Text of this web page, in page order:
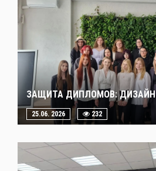
ЗАЩИТА ДИПЛОМОВ: ДИЗАЙН
25.06. 2026 232